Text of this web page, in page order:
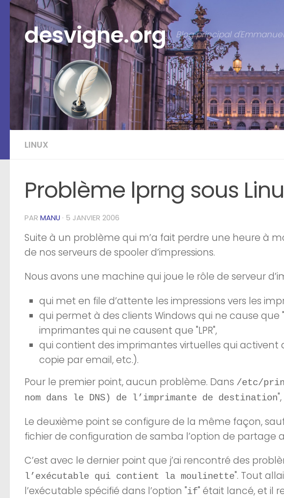
Skip to content
desvigne.org Blog principal d'Emmanuel
LINUX
Problème lprng sous
PAR MANU · 5 JANVIER 2006
Suite à un problème qui m’a fait perdre une heure à
de nos serveurs de spooler d’impressions.
Nous avons une machine qui joue le rôle de serveur
qui met en file d’attente les impressions vers les
qui permet à des clients Windows qui ne cause que
imprimantes qui ne causent que "LPR",
qui contient des imprimantes virtuelles qui activent
copie par email, etc.).
Pour le premier point, aucun problème. Dans /etc/
nom dans le DNS) de l’imprimante de destination
Le deuxième point se configure de la même façon,
fichier de configuration de samba l’option de
C’est avec le dernier point que j’ai rencontré des
l’exécutable qui contient la moulinette". Tout
l’exécutable spécifié dans l’option "if" était lancé, et il